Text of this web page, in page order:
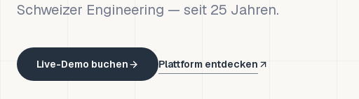
Schweizer Engineering — seit 25 Jahren.
Live-Demo buchen Plattform entdecken